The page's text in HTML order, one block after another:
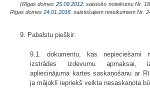
(Rīgas domes 25.09.2012. saistošo noteikumu Nr.
Rīgas domes 24.01.2018. saistošajiem noteikumiem Nr.
9. Pabalstu piešķir:
9.1. dokumentu, kas nepieciešami
izstrādes izdevumu apmaksai,
apliecinājuma kartes saskaņošanu ar
ja mājoklī iepriekš veikta nesaskaņota